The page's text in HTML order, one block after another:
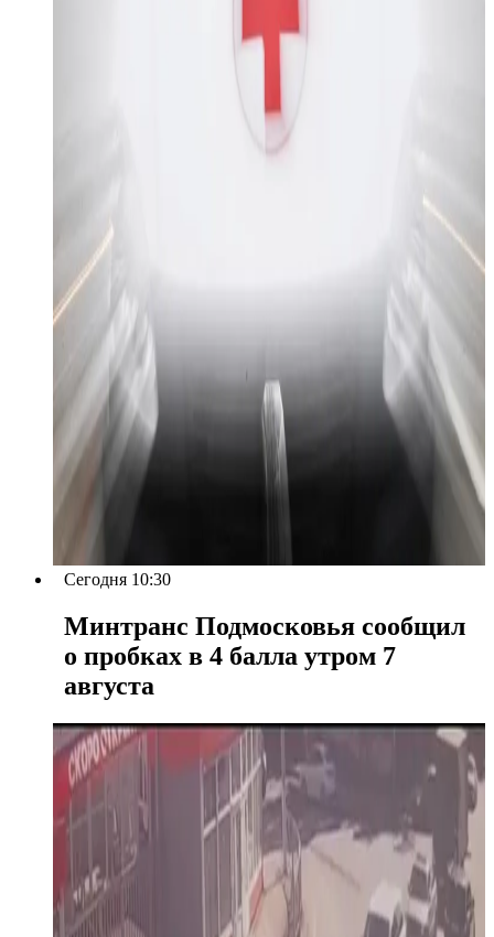
Сегодня 10:30
Минтранс Подмосковья сообщил
о пробках в 4 балла утром 7
августа